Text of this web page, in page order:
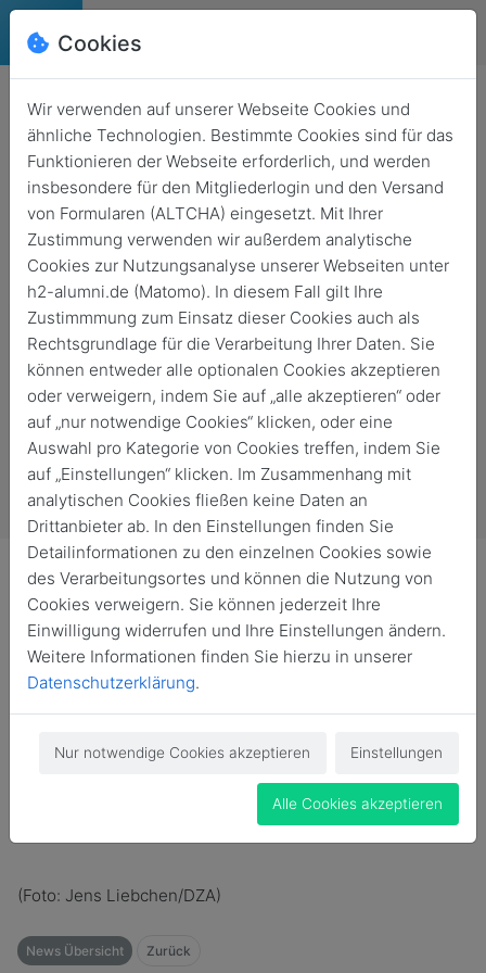
Prof. Dr. Ralf Lottmann ist
Mitglied der Zehnten
Altersberichtskommission
Zurück
Karin Prien, Bundesministerin für Bildung und Senioren,
hat die Mitglieder der Zehnten
Bericht zur Lage der älteren Generation in Deutschland.
Zum vollständigen Beitrag auf der Webseite der
Hochschule Magdeburg-Stendal.
(Foto: Jens Liebchen/DZA)
News Übersicht Zurück
Cookies
Wir verwenden auf unserer Webseite Cookies und
ähnliche Technologien. Bestimmte Cookies sind für das
Funktionieren der Webseite erforderlich, und werden
insbesondere für den Mitgliederlogin und den Versand
von Formularen (ALTCHA) eingesetzt. Mit Ihrer
Zustimmung verwenden wir außerdem analytische
Cookies zur Nutzungsanalyse unserer Webseiten unter
h2-alumni.de (Matomo). In diesem Fall gilt Ihre
Zustimmmung zum Einsatz dieser Cookies auch als
Rechtsgrundlage für die Verarbeitung Ihrer Daten. Sie
können entweder alle optionalen Cookies akzeptieren
oder verweigern, indem Sie auf „alle akzeptieren“ oder
auf „nur notwendige Cookies“ klicken, oder eine
Auswahl pro Kategorie von Cookies treffen, indem Sie
auf „Einstellungen“ klicken. Im Zusammenhang mit
analytischen Cookies fließen keine Daten an
Drittanbieter ab. In den Einstellungen finden Sie
Detailinformationen zu den einzelnen Cookies sowie
des Verarbeitungsortes und können die Nutzung von
Cookies verweigern. Sie können jederzeit Ihre
Einwilligung widerrufen und Ihre Einstellungen ändern.
Weitere Informationen finden Sie hierzu in unserer
Datenschutzerklärung.
Nur notwendige Cookies akzeptieren Einstellungen
Alle Cookies akzeptieren